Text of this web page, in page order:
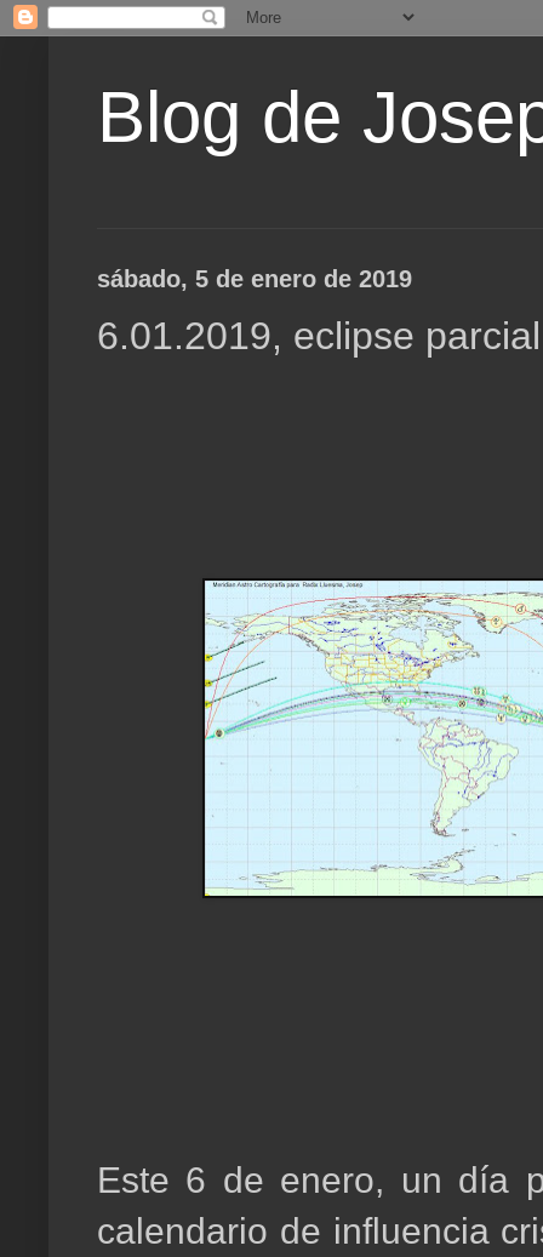
Blog de
sábado, 5 de enero de 2019
6.01.2019, eclipse
Este 6 de enero, un día
calendario de influencia